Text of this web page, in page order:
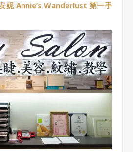
妮 Annie’s Wanderlust 第一手